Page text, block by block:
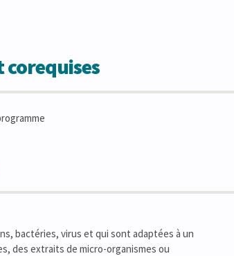
bactéries, virus et qui sont adaptées à un
des extraits de micro-organismes ou